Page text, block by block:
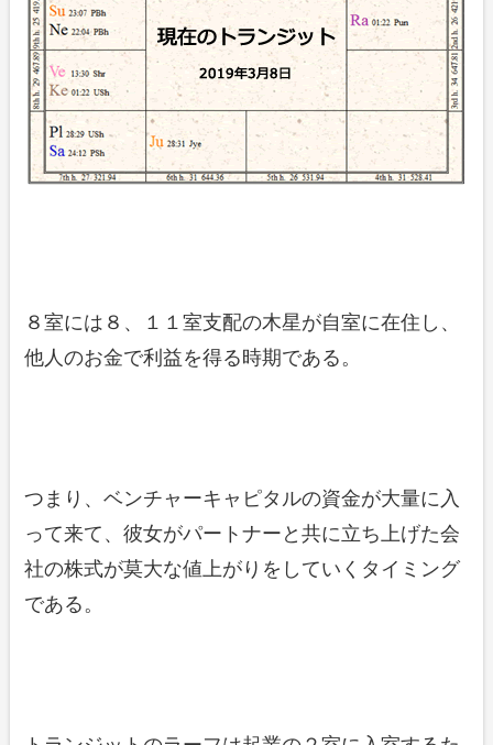
８室には８、１１室支配の木星が自室に在住し、
他人のお金で利益を得る時期である。
つまり、ベンチャーキャピタルの資金が大量に入
って来て、彼女がパートナーと共に立ち上げた会
社の株式が莫大な値上がりをしていくタイミング
である。